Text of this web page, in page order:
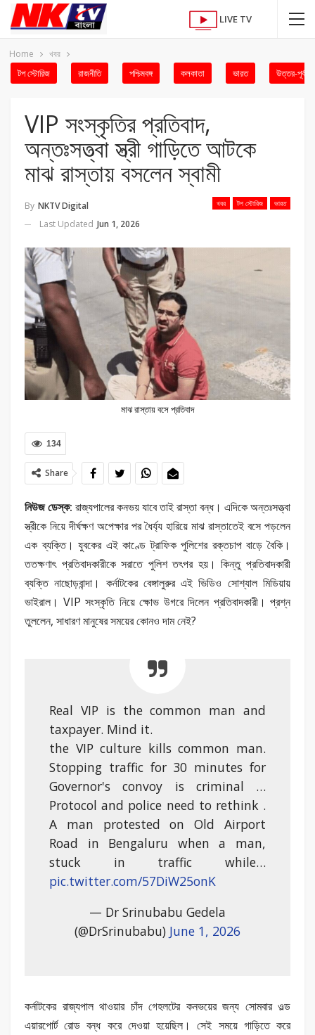
LIVE TV
Home খবর
টপ স্টোরিজ রাজনীতি পশ্চিমবঙ্গ কলকাতা ভারত উত্তর-পূর্ব
VIP সংস্কৃতির প্রতিবাদ,
অন্তঃসত্ত্বা স্ত্রী গাড়িতে আটকে
মাঝ রাস্তায় বসলেন স্বামী
খবর টপ স্টোরিজ ভারত
By NKTV Digital
Last Updated Jun 1, 2026
মাঝ রাস্তায় বসে প্রতিবাদ
134
Share
নিউজ ডেস্ক: রাজ্যপালের কনভয় যাবে তাই রাস্তা বন্ধ। এদিকে অন্তঃসত্ত্বা
স্ত্রীকে নিয়ে দীর্ঘক্ষণ অপেক্ষার পর ধৈর্য্য হারিয়ে মাঝ রাস্তাতেই বসে পড়লেন
এক ব্যক্তি। যুবকের এই কাণ্ডে ট্রাফিক পুলিশের রক্তচাপ বাড়ে বৈকি।
ততক্ষণাৎ প্রতিবাদকারীকে সরাতে পুলিশ তৎপর হয়। কিন্তু প্রতিবাদকারী
ব্যক্তি নাছোড়বান্দা। কর্নাটকের বেঙ্গালুরুর এই ভিডিও সোশ্যাল মিডিয়ায়
ভাইরাল। VIP সংস্কৃতি নিয়ে ক্ষোভ উগরে দিলেন প্রতিবাদকারী। প্রশ্ন
তুললেন, সাধারণ মানুষের সময়ের কোনও দাম নেই?
Real VIP is the common man and
taxpayer. Mind it.
the VIP culture kills common man.
Stopping traffic for 30 minutes for
Governor's convoy is criminal …
Protocol and police need to rethink .
A man protested on Old Airport
Road in Bengaluru when a man,
stuck in traffic while…
pic.twitter.com/57DiW25onK
— Dr Srinubabu Gedela
(@DrSrinubabu) June 1, 2026
কর্নাটকের রাজ্যপাল থাওয়ার চাঁদ গেহলটের কনভয়ের জন্য সোমবার ওল্ড
এয়ারপোর্ট রোড বন্ধ করে দেওয়া হয়েছিল। সেই সময়ে গাড়িতে করে